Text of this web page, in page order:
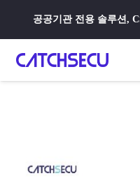
공공기관 전용 솔루션,